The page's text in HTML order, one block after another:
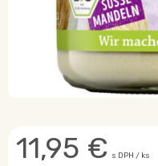
11,95 € s DPH / ks